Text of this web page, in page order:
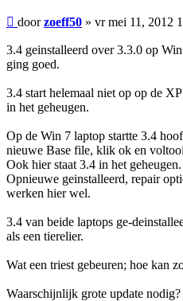
Bericht
doorzoeff50 » vr mei 11, 2012
3.4 geinstalleerd over 3.3.0 op
ging goed.
3.4 start helemaal niet op op de
in het geheugen.
Op de Win 7 laptop startte 3.4
nieuwe Base file, klik ok en
Ook hier staat 3.4 in het geheugen.
Opnieuwe geinstalleerd, repair
werken hier wel.
3.4 van beide laptops ge-
als een tierelier.
Wat een triest gebeuren; hoe kan
Waarschijnlijk grote update nodig?